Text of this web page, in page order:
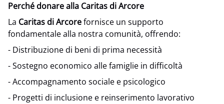
Perché donare alla Caritas di Arcore
La Caritas di Arcorefornisce un supporto
fondamentale alla nostra comunità, offrendo:
- Distribuzione di beni di prima necessità
- Sostegno economico alle famiglie in difficoltà
- Accompagnamento sociale e psicologico
- Progetti di inclusione e reinserimento lavorativo